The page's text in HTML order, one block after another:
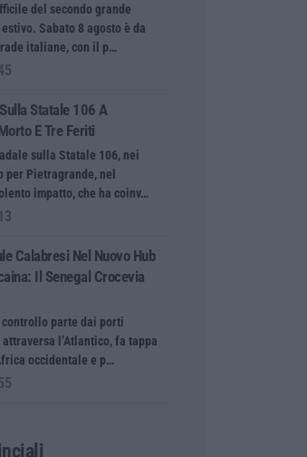
del secondo grande
Sabato 8 agosto è da
italiane, con il p…
Statale 106 A
E Tre Feriti
sulla Statale 106, nei
Pietragrande, nel
impatto, che ha coinv…
Calabresi Nel Nuovo Hub
Il Senegal Crocevia
controllo parte dai porti
l’Atlantico, fa tappa
occidentale e p…